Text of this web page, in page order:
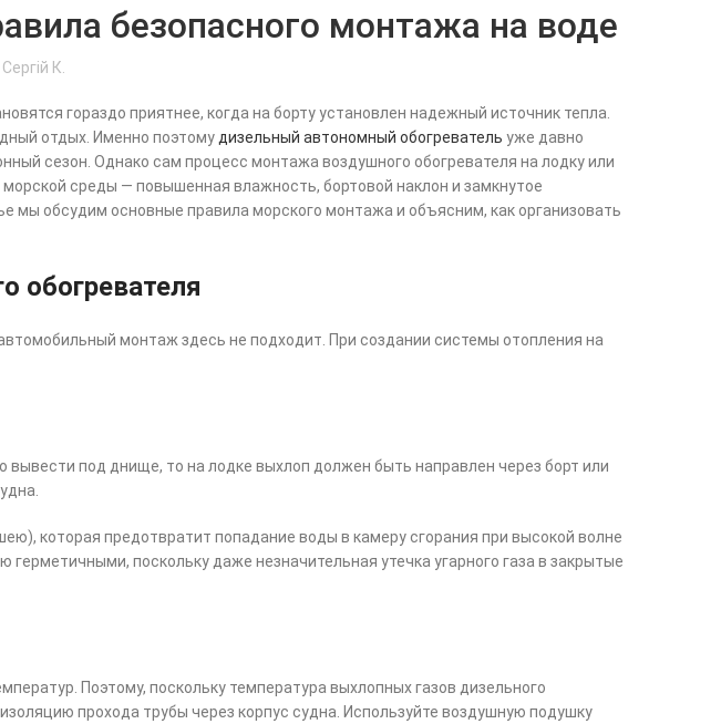
безопасного монтажа на воде
Сергій К.
гораздо приятнее, когда на борту установлен надежный источник тепла.
отдых. Именно поэтому дизельный автономный обогреватель уже давно
сезон. Однако сам процесс монтажа воздушного обогревателя на лодку или
среды — повышенная влажность, бортовой наклон и замкнутое
обсудим основные правила морского монтажа и объясним, как организовать
обогревателя
монтаж здесь не подходит. При создании системы отопления на
под днище, то на лодке выхлоп должен быть направлен через борт или
которая предотвратит попадание воды в камеру сгорания при высокой волне
поскольку даже незначительная утечка угарного газа в закрытые
Поэтому, поскольку температура выхлопных газов дизельного
прохода трубы через корпус судна. Используйте воздушную подушку